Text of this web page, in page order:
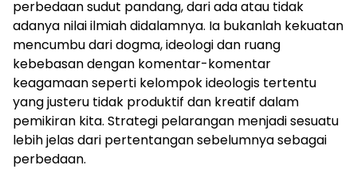
perbedaan sudut pandang, dari ada atau tidak
adanya nilai ilmiah didalamnya. Ia bukanlah kekuatan
mencumbu dari dogma, ideologi dan ruang
kebebasan dengan komentar-komentar
keagamaan seperti kelompok ideologis tertentu
yang justeru tidak produktif dan kreatif dalam
pemikiran kita. Strategi pelarangan menjadi sesuatu
lebih jelas dari pertentangan sebelumnya sebagai
perbedaan.